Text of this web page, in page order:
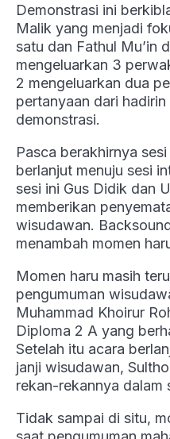
Demonstrasi ini
Malik yang menjadi
satu dan Fathul Mu’in
mengeluarkan 3
2 mengeluarkan dua
pertanyaan dari
demonstrasi.
Pasca berakhirnya
berlanjut menuju sesi
sesi ini Gus Didik dan
memberikan
wisudawan.
menambah momen
Momen haru masih
pengumuman
Muhammad Khoirur
Diploma 2 A yang
Setelah itu acara
janji wisudawan,
rekan-rekannya dalam
Tidak sampai di situ,